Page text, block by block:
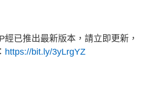
經已推出最新版本，請立即更新，
https://bit.ly/3yLrgYZ